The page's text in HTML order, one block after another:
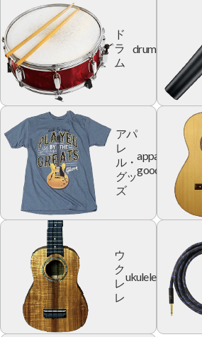
ド
ラ
ム
drum
アパ
レ
ル・
グッ
ズ
apparel
goods
ウ
ク
レ
レ
ukulele